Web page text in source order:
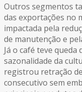
Outros segmentos
das exportações no
impactada pela
de manutenção e
Já o café teve queda
sazonalidade da
registrou retração
consecutivo sem